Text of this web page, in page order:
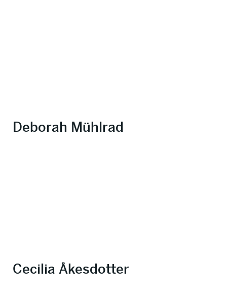
Deborah Mühlrad
Cecilia Åkesdotter